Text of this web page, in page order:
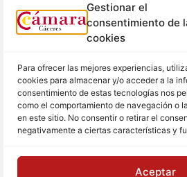
Gestionar el
consentimiento de
cookies
Para ofrecer las mejores experiencias,
cookies para almacenar y/o acceder a la
consentimiento de estas tecnologías nos
como el comportamiento de navegación o
en este sitio. No consentir o retirar el
negativamente a ciertas características y
Aceptar
Señalización
Contacto
SALA DE PRENSA
Noticias Cámara
Sala de prensa
Hemeroteca